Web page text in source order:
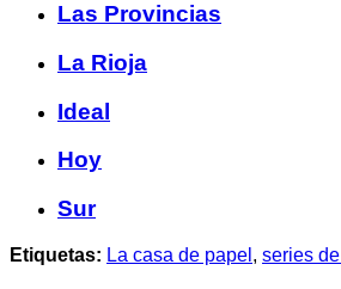
Las Provincias
La Rioja
Ideal
Hoy
Sur
Etiquetas: La casa de papel , series